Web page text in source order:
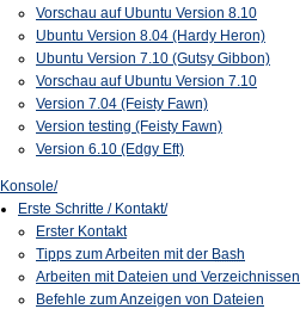
Vorschau auf Ubuntu Version 8.10
Ubuntu Version 8.04 (Hardy Heron)
Ubuntu Version 7.10 (Gutsy Gibbon)
Vorschau auf Ubuntu Version 7.10
Version 7.04 (Feisty Fawn)
Version testing (Feisty Fawn)
Version 6.10 (Edgy Eft)
Konsole/
Erste Schritte / Kontakt/
Erster Kontakt
Tipps zum Arbeiten mit der Bash
Arbeiten mit Dateien und Verzeichnissen
Befehle zum Anzeigen von Dateien